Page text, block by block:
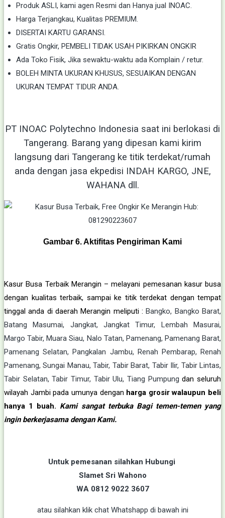
Produk ASLI, kami agen Resmi dan Hanya jual INOAC.
Harga Terjangkau, Kualitas PREMIUM.
DISERTAI KARTU GARANSI.
Gratis Ongkir, PEMBELI TIDAK USAH PIKIRKAN ONGKIR
Ada Toko Fisik, Jika sewaktu-waktu ada Komplain / retur.
BOLEH MINTA UKURAN KHUSUS, SESUAIKAN DENGAN
UKURAN TEMPAT TIDUR ANDA.
PT INOAC Polytechno Indonesia saat ini berlokasi di
Tangerang. Barang yang dipesan kami kirim
langsung dari Tangerang ke titik terdekat/rumah
anda dengan jasa ekpedisi INDAH KARGO, JNE,
WAHANA dll.
Gambar 6. Aktifitas Pengiriman Kami
Kasur Busa Terbaik Merangin – melayani pemesanan kasur busa
dengan kualitas terbaik, sampai ke titik terdekat dengan tempat
tinggal anda di daerah Merangin meliputi :Bangko, Bangko Barat,
Batang Masumai, Jangkat, Jangkat Timur, Lembah Masurai,
Margo Tabir, Muara Siau, Nalo Tatan, Pamenang, Pamenang Barat,
Pamenang Selatan, Pangkalan Jambu, Renah Pembarap, Renah
Pamenang, Sungai Manau, Tabir, Tabir Barat, Tabir Ilir, Tabir Lintas,
Tabir Selatan, Tabir Timur, Tabir Ulu, Tiang Pumpungdan seluruh
wilayah Jambipada umunyadengan harga grosir walaupun beli
hanya 1 buah. Kami sangat terbuka Bagi temen-temen yang
ingin berkerjasama dengan Kami.
Untuk pemesanan silahkan Hubungi
Slamet Sri Wahono
WA 0812 9022 3607
atau silahkan klik chat Whatshapp di bawah ini